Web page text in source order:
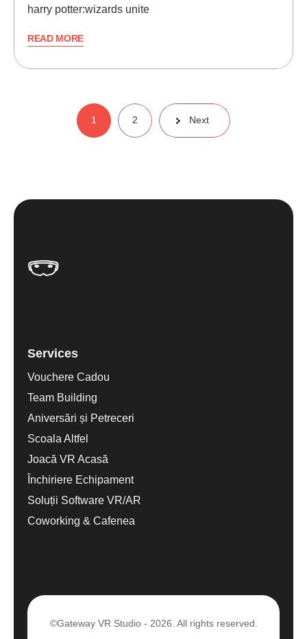
harry potter:wizards unite
READ MORE
Paginație
1 2 Next
Services
Vouchere Cadou
Team Building
Aniversări și Petreceri
Scoala Altfel
Joacă VR Acasă
Închiriere Echipament
Soluții Software VR/AR
Coworking & Cafenea
©Gateway VR Studio - 2026. All rights reserved.